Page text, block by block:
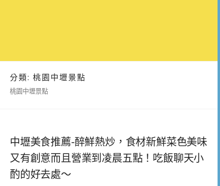
分類: 桃園中壢景點
桃園中壢景點
中壢美食推薦-醉鮮熱炒，食材新鮮菜色美味
又有創意而且營業到凌晨五點！吃飯聊天小
酌的好去處～